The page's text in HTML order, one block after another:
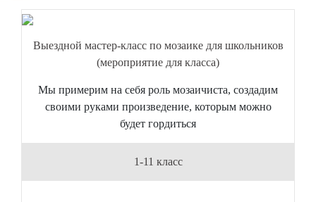
Выездной мастер-класс по мозаике для школьников
(мероприятие для класса)
Мы примерим на себя роль мозаичиста, создадим
своими руками произведение, которым можно
будет гордиться
1-11 класс